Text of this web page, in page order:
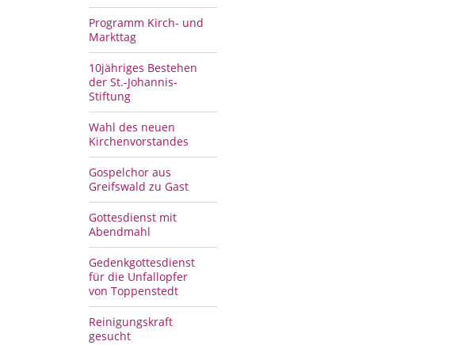
Programm Kirch- und
Markttag
10jähriges Bestehen
der St.-Johannis-
Stiftung
Wahl des neuen
Kirchenvorstandes
Gospelchor aus
Greifswald zu Gast
Gottesdienst mit
Abendmahl
Gedenkgottesdienst
für die Unfallopfer
von Toppenstedt
Reinigungskraft
gesucht